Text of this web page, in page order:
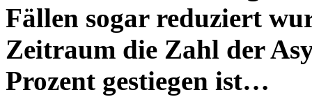
Fällen sogar reduziert
Zeitraum die Zahl der
Prozent gestiegen ist…